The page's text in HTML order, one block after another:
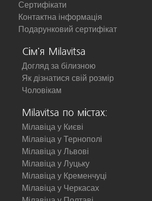
Сертифікати
Контактна інформація
Подарунковий сертифікат
Сім'я Milavitsa
Догляд за білизною
Як дізнатися свій розмір
Чоловікам
Milavitsa по містах:
Мілавіца у Києві
Мілавіца у Тернополі
Мілавіца у Львові
Мілавіца у Луцьку
Мілавіца у Кременчуці
Мілавіца у Черкасах